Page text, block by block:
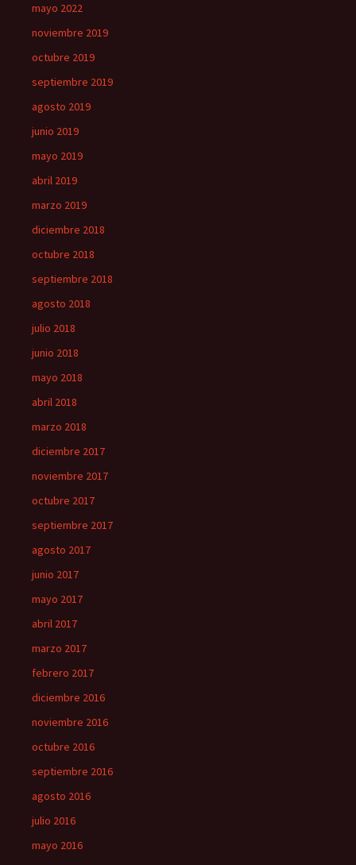
mayo 2022
noviembre 2019
octubre 2019
septiembre 2019
agosto 2019
junio 2019
mayo 2019
abril 2019
marzo 2019
diciembre 2018
octubre 2018
septiembre 2018
agosto 2018
julio 2018
junio 2018
mayo 2018
abril 2018
marzo 2018
diciembre 2017
noviembre 2017
octubre 2017
septiembre 2017
agosto 2017
junio 2017
mayo 2017
abril 2017
marzo 2017
febrero 2017
diciembre 2016
noviembre 2016
octubre 2016
septiembre 2016
agosto 2016
julio 2016
mayo 2016